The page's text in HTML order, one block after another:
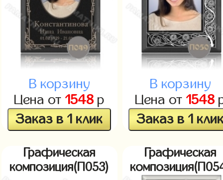
В корзину
Цена от 1548 р
Заказ в 1 клик
В корзину
Цена от 1548
Заказ в 1
Графическая
композиция(П053)
Графическая